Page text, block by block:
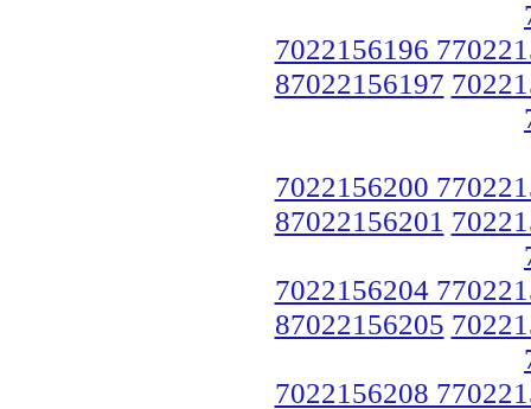
7022156196
87022156197
7022156200
87022156201
7022156204
87022156205
7022156208